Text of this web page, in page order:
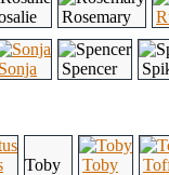
Rosemary
Sonja Spencer
Toby Toby